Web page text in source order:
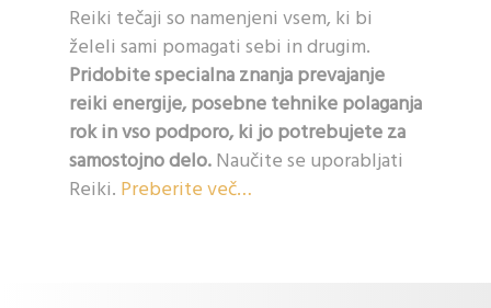
Reiki tečaji so namenjeni vsem, ki bi
želeli sami pomagati sebi in drugim.
Pridobite specialna znanja prevajanje
reiki energije, posebne tehnike polaganja
rok in vso podporo, ki jo potrebujete za
samostojno delo.Naučite se uporabljati
Reiki. Preberite več…